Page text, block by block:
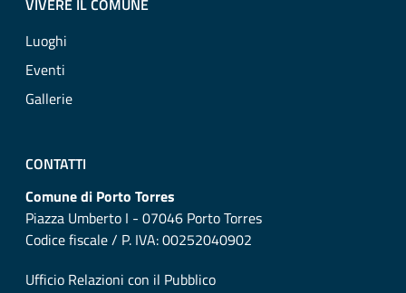
VIVERE IL COMUNE
Luoghi
Eventi
Gallerie
CONTATTI
Comune di Porto Torres
Piazza Umberto I - 07046 Porto Torres
Codice fiscale / P. IVA: 00252040902
Ufficio Relazioni con il Pubblico